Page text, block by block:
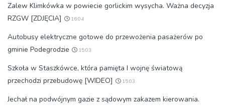
Zalew Klimkówka w powiecie gorlickim wysycha. Ważna decyzja
RZGW [ZDJĘCIA]
16:04
Autobusy elektryczne gotowe do przewożenia pasażerów po
gminie Podegrodzie
15:03
Szkoła w Staszkówce, która pamięta I wojnę światową
przechodzi przebudowę [WIDEO]
15:03
Jechał na podwójnym gazie z sądowym zakazem kierowania.